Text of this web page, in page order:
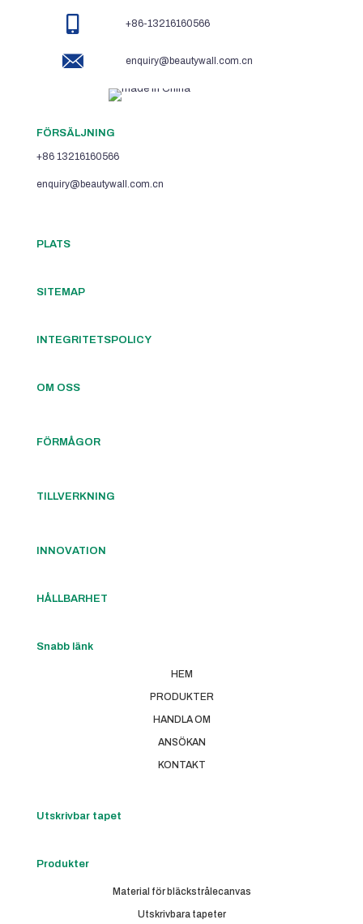
+86-13216160566
enquiry@beautywall.com.cn
FÖRSÄLJNING
+86 13216160566
enquiry@beautywall.com.cn
PLATS
SITEMAP
INTEGRITETSPOLICY
OM OSS
FÖRMÅGOR
TILLVERKNING
INNOVATION
HÅLLBARHET
Snabb länk
HEM
PRODUKTER
HANDLA OM
ANSÖKAN
KONTAKT
Utskrivbar tapet
Produkter
Material för bläckstrålecanvas
Utskrivbara tapeter